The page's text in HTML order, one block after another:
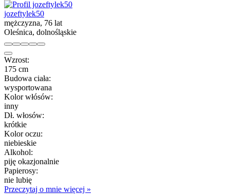
jozeftylek50
mężczyzna, 76 lat
Oleśnica, dolnośląskie
Wzrost:
175 cm
Budowa ciała:
wysportowana
Kolor włósów:
inny
Dł. włosów:
krótkie
Kolor oczu:
niebieskie
Alkohol:
piję okazjonalnie
Papierosy:
nie lubię
Przeczytaj o mnie więcej »